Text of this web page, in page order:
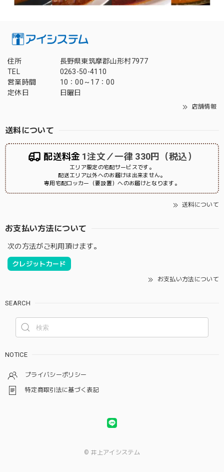
住所
長野県東筑摩郡山形村7977
TEL
0263-50-4110
営業時間
10：00～17：00
定休日
日曜日
店舗情報
送料について
配送料金 1注文／一律 330円（税込）
エリア限定の宅配サービスです。
配送エリア以外へのお届けは出来ません。
専用宅配ロッカー（要設置）へのお届けとなります。
送料について
お支払い方法について
次の方法がご利用頂けます。
クレジットカード
お支払い方法について
SEARCH
NOTICE
プライバシーポリシー
特定商取引法に基づく表記
© 井上アイシステム